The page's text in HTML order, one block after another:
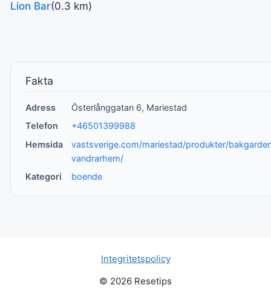
Lion Bar(0.3 km)
Fakta
Adress
Österlånggatan 6, Mariestad
Telefon
+46501399988
Hemsida
vastsverige.com/mariestad/produkter/
vandrarhem/
Kategori
boende
Integritetspolicy
© 2026 Resetips